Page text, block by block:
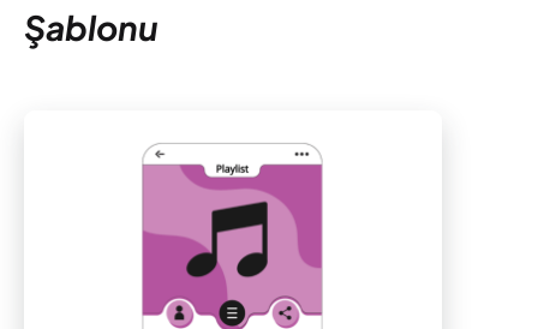
Şablonu